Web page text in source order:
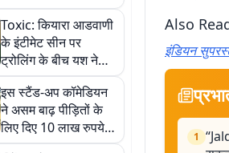
क्या बोले शाहरुख खान?
Toxic: कियारा आडवाणी
के इंटीमेट सीन पर
ट्रोलिंग के बीच यश ने
दिया करारा जवाब, बोले-
‘लोग सराहेंगे’
इस स्टैंड-अप कॉमेडियन
ने असम बाढ़ पीड़ितों के
लिए दिए 10 लाख रुपये,
CM हिमंत बिस्वा सरमा ने
Also
इंडियन
1